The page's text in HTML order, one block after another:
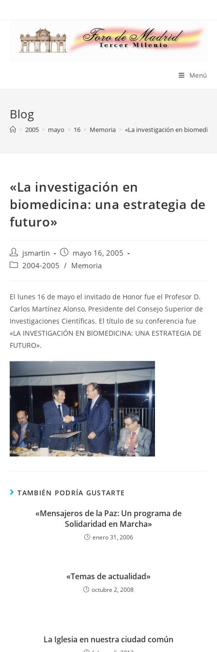
Menú
Blog
> 2005 > mayo > 16 > Memoria > «La investigación en
«La investigación en
biomedicina: una estrategia de
futuro»
Autor
de
jsmartin
Publicación
de
mayo 16, 2005
Categoría
entrada:
2004-2005 / Memoria
El lunes 16 de mayo el invitado de Honor fue el Profesor D.
Carlos Martínez Alonso, Presidente del Consejo Superior de
Investigaciones Científicas. El título de su conferencia fue
«LA INVESTIGACIÓN EN BIOMEDICINA: UNA ESTRATEGIA DE
FUTURO».
TAMBIÉN PODRÍA GUSTARTE
«Mensajeros de la Paz: Un programa de
Solidaridad en Marcha»
enero 31, 2006
«Temas de actualidad»
octubre 2, 2008
La Iglesia en nuestra ciudad común